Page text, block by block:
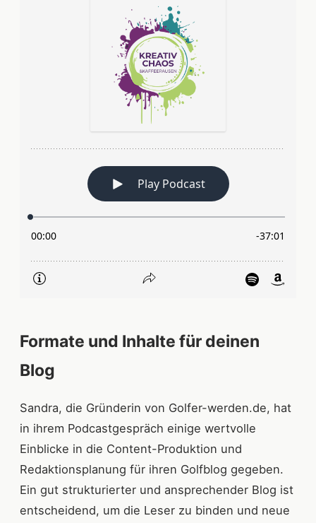
Formate und Inhalte für deinen
Blog
Sandra, die Gründerin von Golfer-werden.de, hat
in ihrem Podcastgespräch einige wertvolle
Einblicke in die Content-Produktion und
Redaktionsplanung für ihren Golfblog gegeben.
Ein gut strukturierter und ansprechender Blog ist
entscheidend, um die Leser zu binden und neue